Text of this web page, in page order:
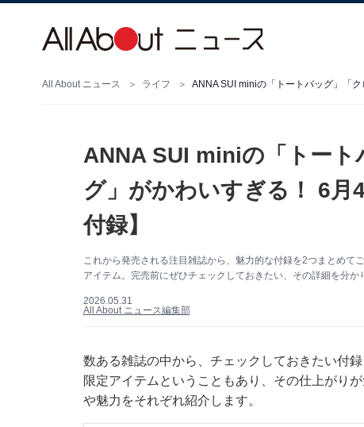
All About ニュース ライフ
ANNA SUI miniの「トー
グ」がかわいすぎる！ 6月
付録】
これから発売される注目雑誌から、魅力的な付録を2つまとめ
アイテム。完売前にぜひチェックしておきたい、その詳細を分
2026.05.31
All About ニュース編集部
数ある雑誌の中から、チェックしておきたい付
限定アイテムということもあり、その仕上がり
や魅力をそれぞれ紹介します。